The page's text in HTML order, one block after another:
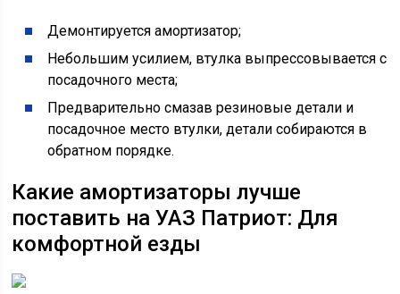
Демонтируется амортизатор;
Небольшим усилием, втулка выпрессовывается с
посадочного места;
Предварительно смазав резиновые детали и
посадочное место втулки, детали собираются в
обратном порядке.
Какие амортизаторы лучше
поставить на УАЗ Патриот: Для
комфортной езды